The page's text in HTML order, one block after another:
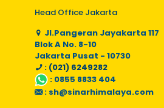
Head Office Jakarta
Jl.Pangeran Jayakarta 117
Blok A No. 8-10
Jakarta Pusat - 10730
: (021) 6249282
: 0855 8833 404
: sh@sinarhimalaya.com